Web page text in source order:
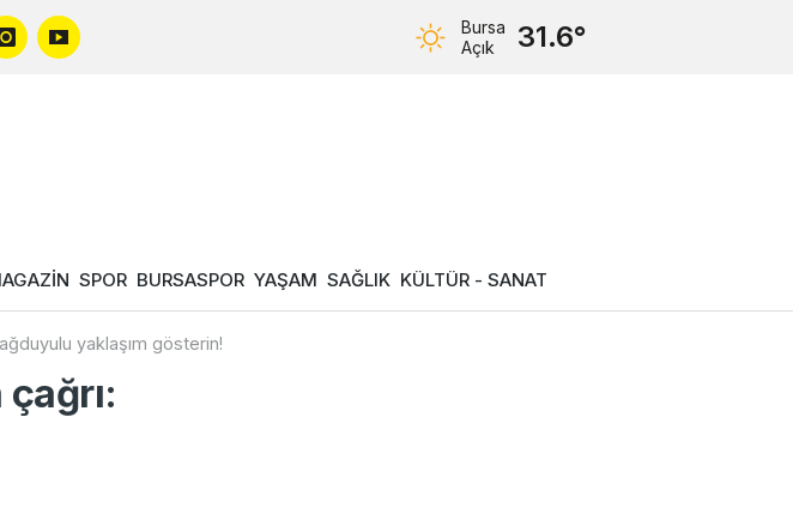
Bursa
Açık
31.6°
SPOR BURSASPOR YAŞAM SAĞLIK KÜLTÜR - SANAT
yaklaşım gösterin!